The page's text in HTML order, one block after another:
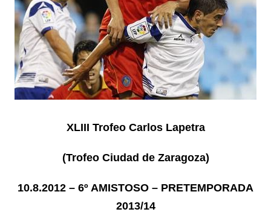
XLIII Trofeo Carlos Lapetra
(Trofeo Ciudad de Zaragoza)
10.8.2012 – 6º AMISTOSO – PRETEMPORADA
2013/14